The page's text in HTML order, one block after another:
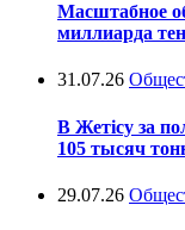
Масштабное
миллиарда
31.07.26
В Жетісу за
105 тысяч
29.07.26